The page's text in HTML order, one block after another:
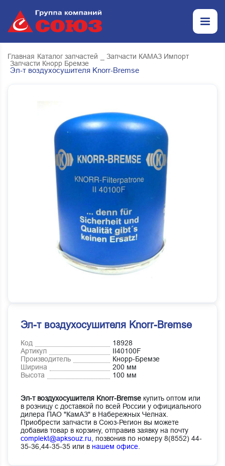
Главная Каталог запчастей
_ Запчасти КАМАЗ Импорт
Запчасти Кнорр Бремзе
Эл-т воздухосушителя Knorr-Bremse
Эл-т воздухосушителя Knorr-Bremse
Код
18928
Артикул
II40100F
Производитель
Кнорр-Бремзе
Ширина
200 мм
Высота
100 мм
Эл-т воздухосушителя Knorr-Bremse купить оптом или
в розницу с доставкой по всей России у официального
дилера ПАО "КамАЗ" в Набережных Челнах.
Приобрести запчасти в Союз-Регион вы можете
добавив товар в корзину, отправив заявку на почту
complekt@apksouz.ru,
позвонив по номеру 8(8552) 44-
35-36,44-35-35 или в нашем офисе